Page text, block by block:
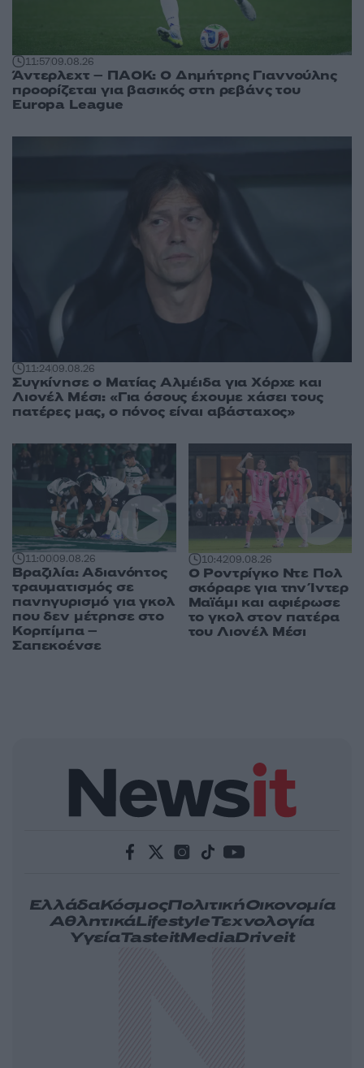
11:5709.08.26
Άντερλεχτ – ΠΑΟΚ: Ο Δημήτρης Γιαννούλης
προορίζεται για βασικός στη ρεβάνς του
Europa League
11:2409.08.26
Συγκίνησε ο Ματίας Αλμέιδα για Χόρχε και
Λιονέλ Μέσι: «Για όσους έχουμε χάσει τους
πατέρες μας, ο πόνος είναι αβάσταχος»
11:0009.08.26
Βραζιλία: Αδιανόητος
τραυματισμός σε
πανηγυρισμό για γκολ
που δεν μέτρησε στο
Κοριτίμπα –
Σαπεκοένσε
10:4209.08.26
Ο Ροντρίγκο Ντε Πολ
σκόραρε για την Ίντερ
Μαϊάμι και αφιέρωσε
το γκολ στον πατέρα
του Λιονέλ Μέσι
ΕλλάδαΚόσμοςΠολιτικήΟικονομία
ΑθλητικάLifestyleΤεχνολογία
ΥγείαTasteitMediaDriveit